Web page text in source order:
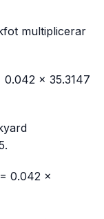
multiplicerar
0.042 × 35.3147
0.042 ×